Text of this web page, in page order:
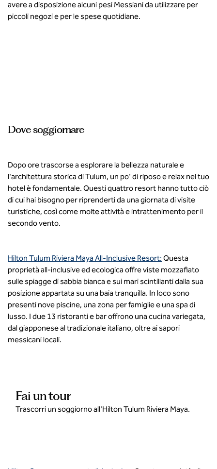
avere a disposizione alcuni pesi Messiani da utilizzare per
piccoli negozi e per le spese quotidiane.
Dove soggiornare
Dopo ore trascorse a esplorare la bellezza naturale e
l'architettura storica di Tulum, un po' di riposo e relax nel tuo
hotel è fondamentale. Questi quattro resort hanno tutto ciò
di cui hai bisogno per riprenderti da una giornata di visite
turistiche, così come molte attività e intrattenimento per il
secondo vento.
Hilton Tulum Riviera Maya All-Inclusive Resort: Questa
proprietà all-inclusive ed ecologica offre viste mozzafiato
sulle spiagge di sabbia bianca e sui mari scintillanti dalla sua
posizione appartata su una baia tranquilla. In loco sono
presenti nove piscine, una zona per famiglie e una spa di
lusso. I due 13 ristoranti e bar offrono una cucina variegata,
dal giapponese al tradizionale italiano, oltre ai sapori
messicani locali.
Fai un tour
Trascorri un soggiorno all'Hilton Tulum Riviera Maya.